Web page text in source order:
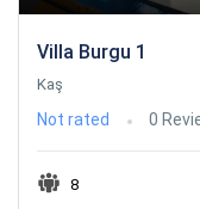
Villa Burgu 1
Kaş
Not rated 0
8